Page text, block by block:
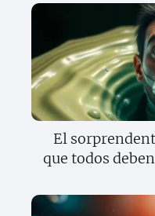
El
que todos